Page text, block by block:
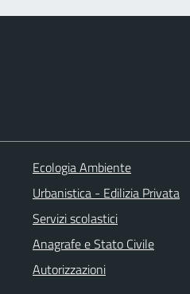
Ecologia Ambiente
Urbanistica - Edilizia Privata
Servizi scolastici
Anagrafe e Stato Civile
Autorizzazioni